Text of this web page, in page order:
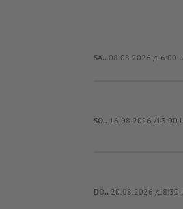
SA.. 08.08.2026 /16:00
SO.. 16.08.2026 /13:00
DO.. 20.08.2026 /18:30